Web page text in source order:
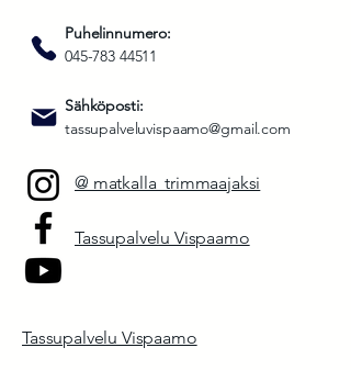
Puhelinnumero:
045-783 44511
Sähköposti:
tassupalveluvispaamo@gmail.com
@ matkalla_trimmaajaksi
Tassupalvelu Vispaamo
Tassupalvelu Vispaamo